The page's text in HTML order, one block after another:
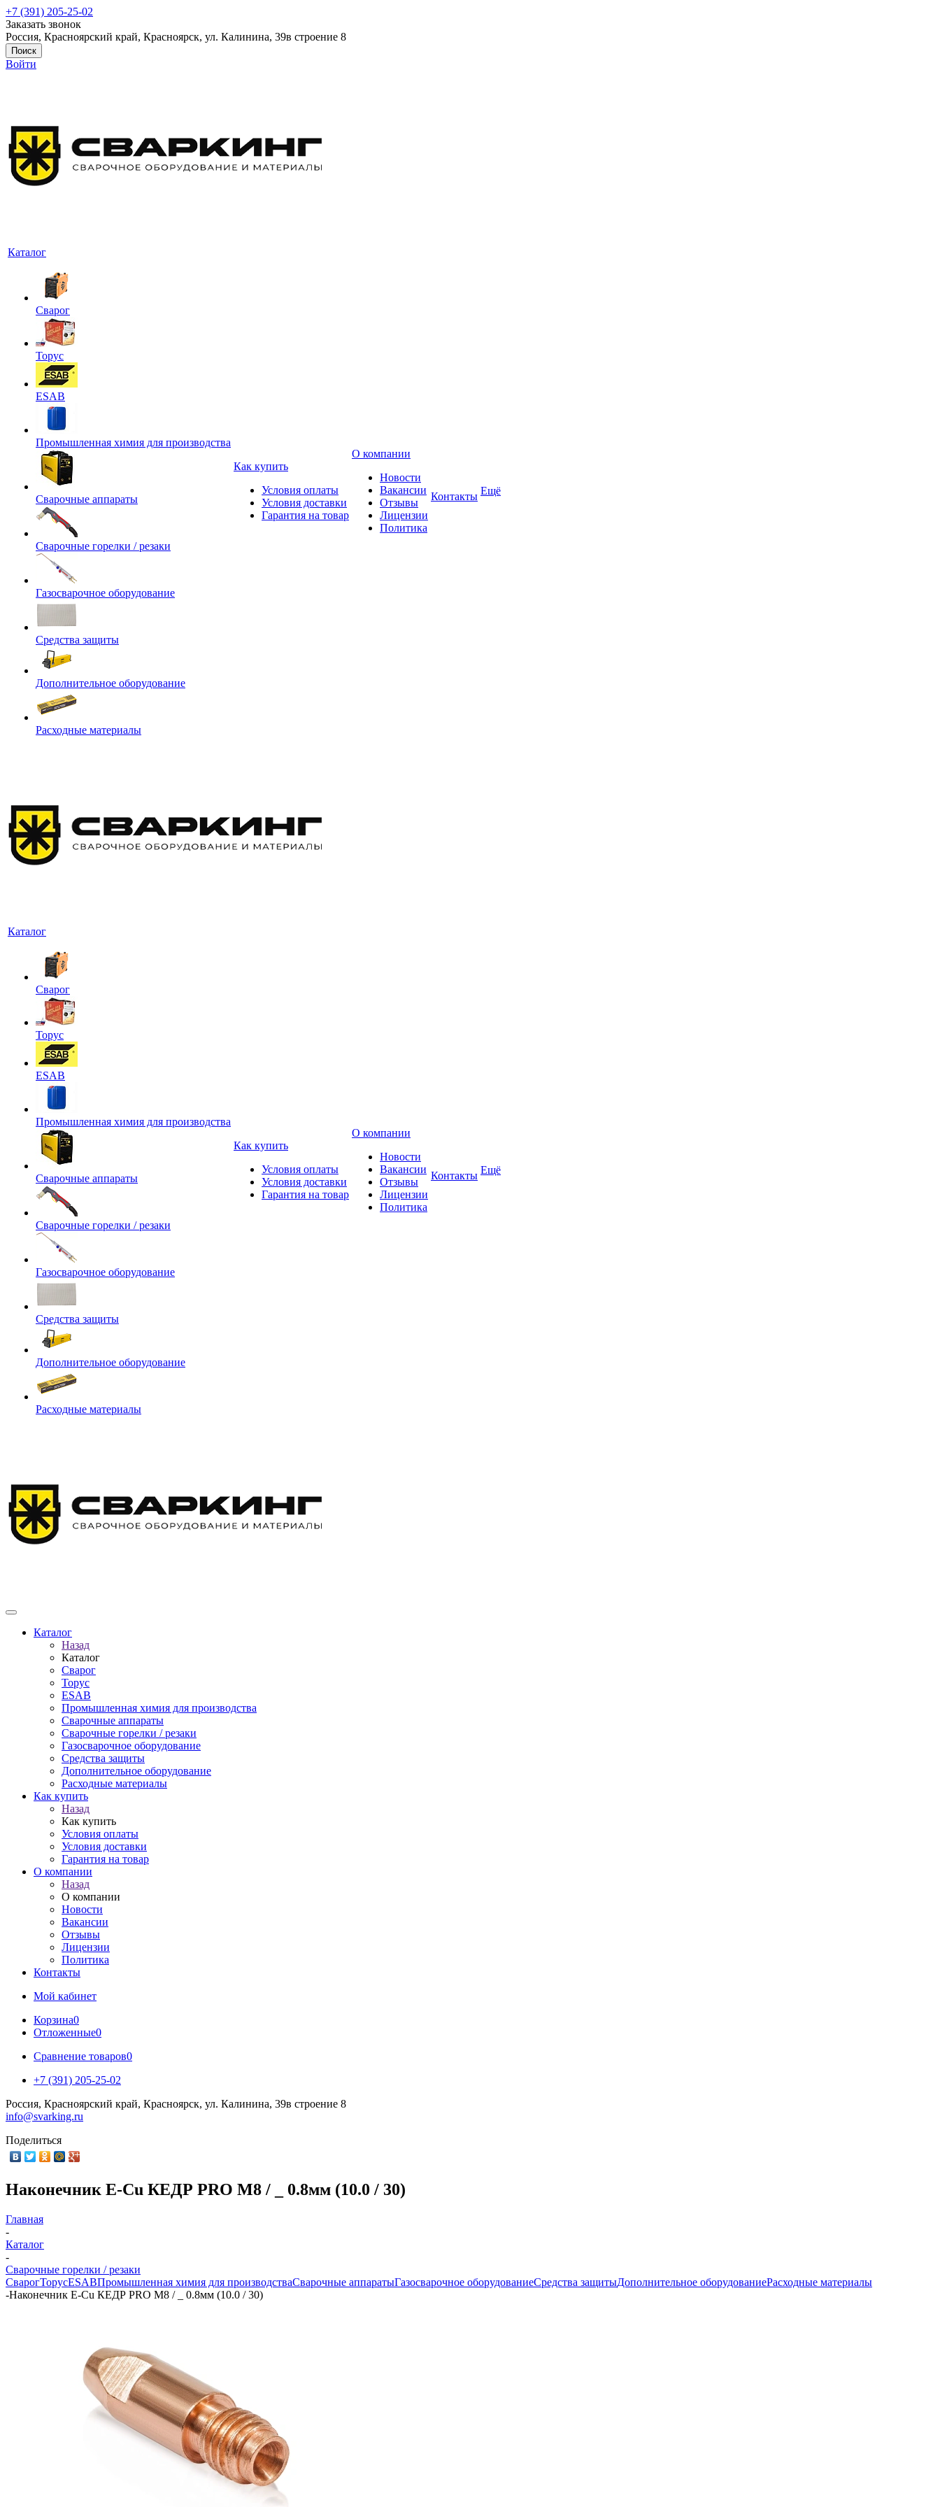
+7 (391) 205-25-02
Заказать звонок
Россия, Красноярский край, Красноярск, ул. Калинина, 39в строение 8
Поиск
Войти
Каталог
Сварог
Торус
ESAB
Промышленная химия для производства
Сварочные аппараты
Сварочные горелки / резаки
Газосварочное оборудование
Средства защиты
Дополнительное оборудование
Расходные материалы
Как купить
Условия оплаты
Условия доставки
Гарантия на товар
О компании
Новости
Вакансии
Отзывы
Лицензии
Политика
Контакты Ещё
Каталог
Сварог
Торус
ESAB
Промышленная химия для производства
Сварочные аппараты
Сварочные горелки / резаки
Газосварочное оборудование
Средства защиты
Дополнительное оборудование
Расходные материалы
Как купить
Условия оплаты
Условия доставки
Гарантия на товар
О компании
Новости
Вакансии
Отзывы
Лицензии
Политика
Контакты Ещё
Каталог
Назад
Каталог
Сварог
Торус
ESAB
Промышленная химия для производства
Сварочные аппараты
Сварочные горелки / резаки
Газосварочное оборудование
Средства защиты
Дополнительное оборудование
Расходные материалы
Как купить
Назад
Как купить
Условия оплаты
Условия доставки
Гарантия на товар
О компании
Назад
О компании
Новости
Вакансии
Отзывы
Лицензии
Политика
Контакты
Мой кабинет
Корзина0
Отложенные0
Сравнение товаров0
+7 (391) 205-25-02
Россия, Красноярский край, Красноярск, ул. Калинина, 39в строение 8
info@svarking.ru
Поделиться
Наконечник E-Cu КЕДР PRO М8 / _ 0.8мм (10.0 / 30)
Главная
-
Каталог
-
Сварочные горелки / резаки
СварогТорусESABПромышленная химия для производстваСварочные аппаратыГазосварочное оборудованиеСредства защитыДополнительное оборудованиеРасходные материалы
-Наконечник E-Cu КЕДР PRO М8 / _ 0.8мм (10.0 / 30)